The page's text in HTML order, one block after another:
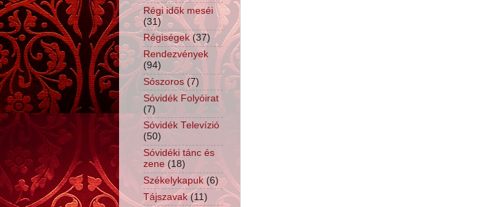
Régi idők meséi
(31)
Régiségek (37)
Rendezvények
(94)
Sószoros (7)
Sóvidék Folyóirat
(7)
Sóvidék Televízió
(50)
Sóvidéki tánc és
zene (18)
Székelykapuk (6)
Tájszavak (11)